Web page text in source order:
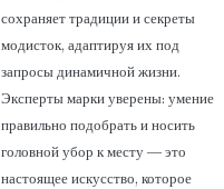
сохраняет традиции и секреты
модисток, адаптируя их под
запросы динамичной жизни.
Эксперты марки уверены: умение
правильно подобрать и носить
головной убор к месту — это
настоящее искусство, которое